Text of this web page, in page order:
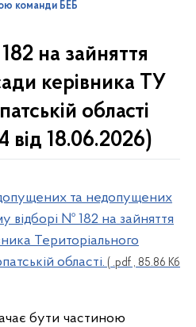
команди БЕБ
на зайняття
керівника ТУ
області
від 18.06.2026)
та недопущених
відборі № 182 на зайняття
Територіального
області. ( .pdf , 85.86 Кб
бути частиною